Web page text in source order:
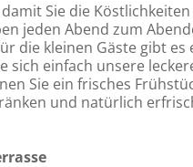
Sie die
jeden Abend zum
die kleinen Gäste gibt es
sich einfach unsere
Sie ein frisches
und natürlich